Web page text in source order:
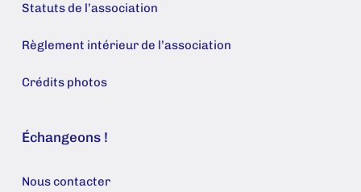
Statuts de l’association
Règlement intérieur de l’association
Crédits photos
Échangeons !
Nous contacter